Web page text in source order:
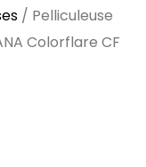
/ Pelliculeuse
Colorflare CF